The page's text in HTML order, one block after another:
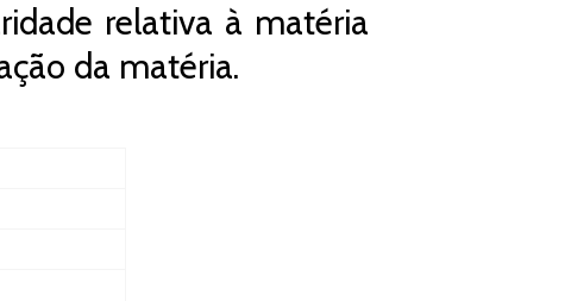
relativa à matéria
da matéria.